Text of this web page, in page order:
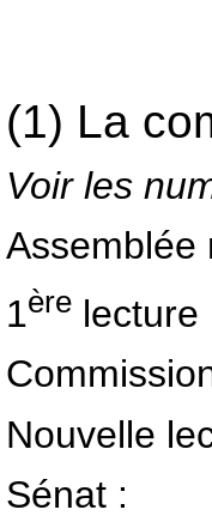
(1) La
Voir les
Assemblée
1ère lecture
Nouvelle
Sénat :